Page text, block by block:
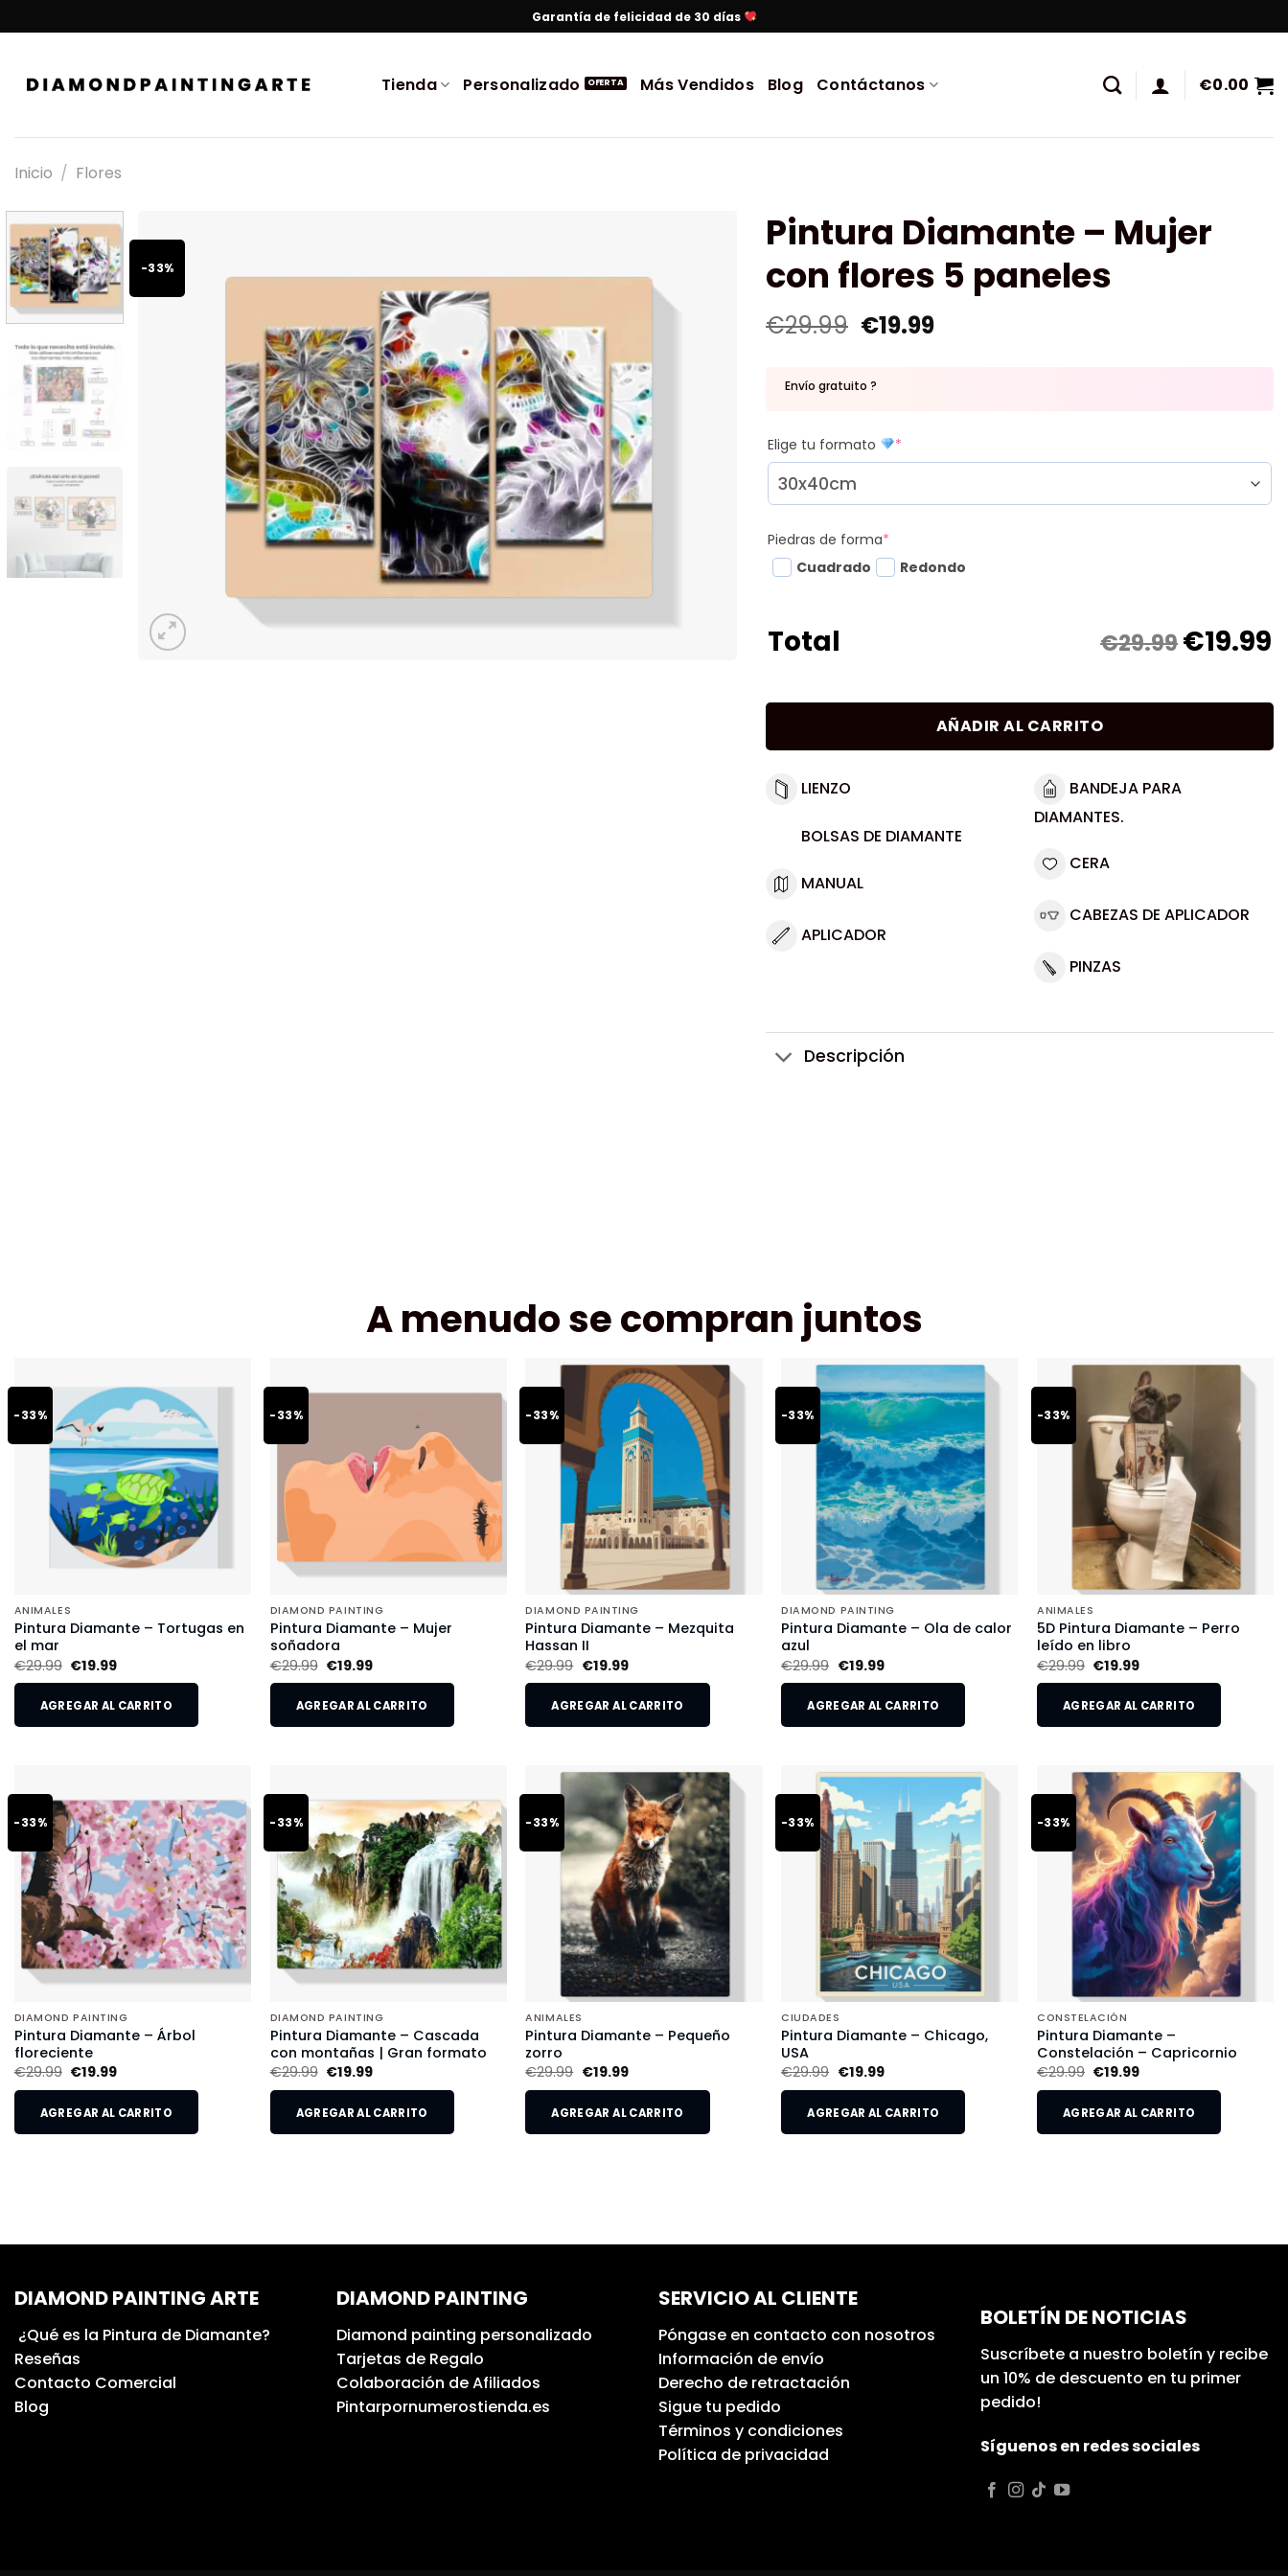
Garantía de felicidad de 30 días
Tienda Personalizado Más Vendidos Blog Contáctanos €0.00
Inicio / Flores
-33%
Pintura Diamante – Mujer
con flores 5 paneles
€29.99 €19.99
Envío gratuito ?
Elige tu formato *
Piedras de forma*
Cuadrado
Redondo
Total €29.99€19.99
AÑADIR AL CARRITO
LIENZO
BOLSAS DE DIAMANTE
MANUAL
APLICADOR
BANDEJA PARA
DIAMANTES.
CERA
CABEZAS DE APLICADOR
PINZAS
Descripción
A menudo se compran juntos
-33%
ANIMALES
Pintura Diamante – Tortugas en
el mar
€29.99 €19.99
AGREGAR AL CARRITO
-33%
DIAMOND PAINTING
Pintura Diamante – Mujer
soñadora
€29.99 €19.99
AGREGAR AL CARRITO
-33%
DIAMOND PAINTING
Pintura Diamante – Mezquita
Hassan II
€29.99 €19.99
AGREGAR AL CARRITO
-33%
DIAMOND PAINTING
Pintura Diamante – Ola de calor
azul
€29.99 €19.99
AGREGAR AL CARRITO
-33%
ANIMALES
5D Pintura Diamante – Perro
leído en libro
€29.99 €19.99
AGREGAR AL CARRITO
-33%
DIAMOND PAINTING
Pintura Diamante – Árbol
floreciente
€29.99 €19.99
AGREGAR AL CARRITO
-33%
DIAMOND PAINTING
Pintura Diamante – Cascada
con montañas | Gran formato
€29.99 €19.99
AGREGAR AL CARRITO
-33%
ANIMALES
Pintura Diamante – Pequeño
zorro
€29.99 €19.99
AGREGAR AL CARRITO
-33%
CIUDADES
Pintura Diamante – Chicago,
USA
€29.99 €19.99
AGREGAR AL CARRITO
-33%
CONSTELACIÓN
Pintura Diamante –
Constelación – Capricornio
€29.99 €19.99
AGREGAR AL CARRITO
DIAMOND PAINTING ARTE
¿Qué es la Pintura de Diamante?
Reseñas
Contacto Comercial
Blog
DIAMOND PAINTING
Diamond painting personalizado
Tarjetas de Regalo
Colaboración de Afiliados
Pintarpornumerostienda.es
SERVICIO AL CLIENTE
Póngase en contacto con nosotros
Información de envío
Derecho de retractación
Sigue tu pedido
Términos y condiciones
Política de privacidad
BOLETÍN DE NOTICIAS
Suscríbete a nuestro boletín y recibe
un 10% de descuento en tu primer
pedido!
Síguenos en redes sociales